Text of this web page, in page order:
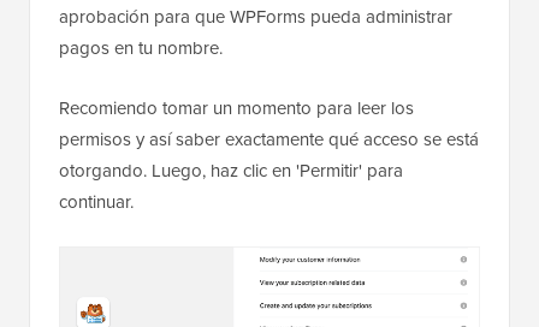
aprobación para que WPForms pueda administrar
pagos en tu nombre.
Recomiendo tomar un momento para leer los
permisos y así saber exactamente qué acceso se está
otorgando. Luego, haz clic en 'Permitir' para
continuar.